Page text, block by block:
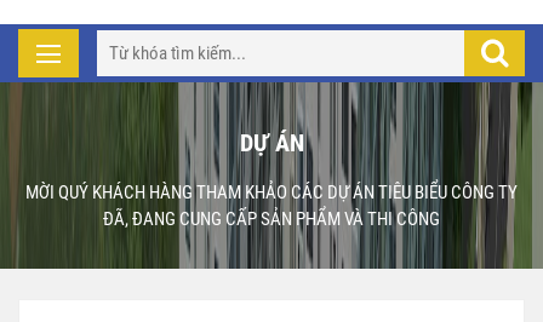
DỰ ÁN
MỜI QUÝ KHÁCH HÀNG THAM KHẢO CÁC DỰ ÁN TIÊU BIỂU CÔNG TY
ĐÃ, ĐANG CUNG CẤP SẢN PHẨM VÀ THI CÔNG